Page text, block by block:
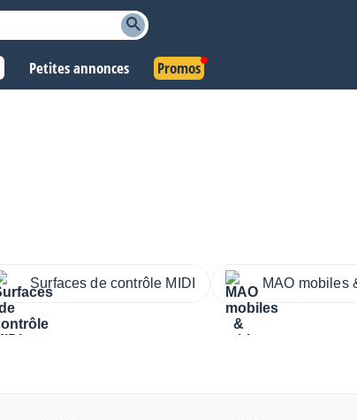
Petites annonces Promos
Surfaces de contrôle MIDI MAO mobiles